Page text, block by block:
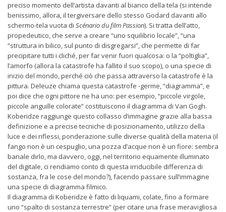
preciso momento dell’artista davanti al bianco della tela (si intende
benissimo, allora, il tergiversare dello stesso Godard davanti allo
schermo-tela vuota di Scénario du film Passion). Si tratta dell’atto,
propedeutico, che serve a creare “uno squilibrio locale”, “una
“struttura in bilico, sul punto di disgregarsi”, che permette di far
precipitare tutti i cliché, per far venir fuori qualcosa: o la “poltiglia”,
l’amorfo (allora la catastrofe ha fallito il suo scopo), o una specie di
inizio del mondo, perché ciò che passa attraverso la catastrofe è la
pittura. Deleuze chiama questa catastrofe -germe, “diagramma”, e
poi dice che ogni pittore ne ha uno: per esempio, “piccole virgole,
piccole anguille colorate” costituiscono il diagramma di Van Gogh.
Koberidze raggiunge questo collasso d’immagine grazie alla bassa
definizione e a precise tecniche di posizionamento, utilizzo della
luce e dei riflessi, ponderazione sulle diverse qualità della materia (il
fango non è un cespuglio, una pozza d’acque non è un fiore: sembra
banale dirlo, ma davvero, oggi, nel territorio equamente illuminato
del digitale, ci rendiamo conto di questa irriducibile differenza di
sostanza, fra le cose del mondo?), facendo passare sull’immagine
una specie di diagramma filmico.
Il diagramma di Koberidze è fatto di liquami, colate, fino a formare
uno “spalto di sostanza terrestre” (per citare una frase meravigliosa